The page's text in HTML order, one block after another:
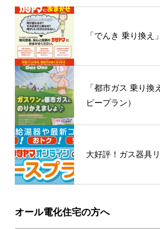
「でんき 乗り換え
「都市ガス 乗り換
ピープラン）
大好評！ガス器具
オール電化住宅の方へ